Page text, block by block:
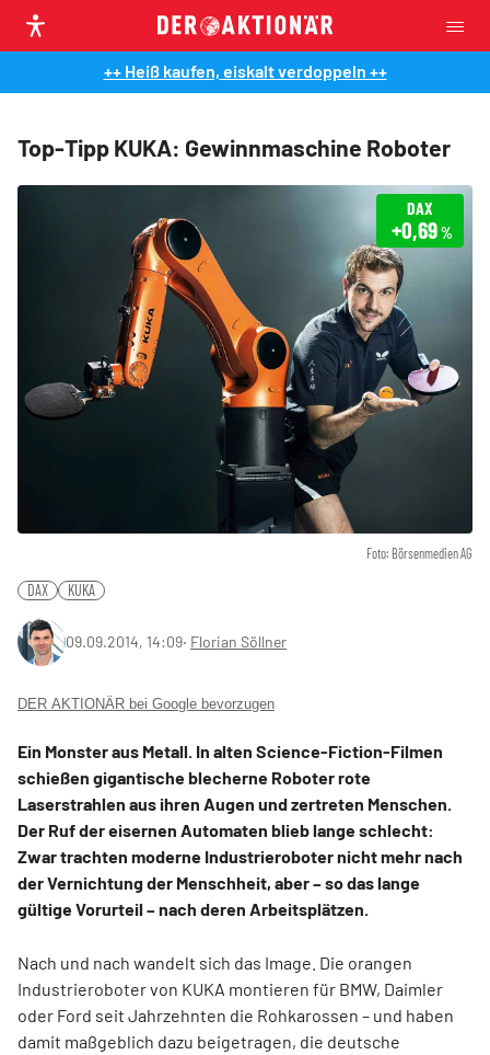
++ Heiß kaufen, eiskalt verdoppeln ++
Top-Tipp KUKA: Gewinnmaschine Roboter
Foto: Börsenmedien AG
DAX
+0,69%
DAX KUKA
09.09.2014, 14:09‧ Florian Söllner
DER AKTIONÄR bei Google bevorzugen
Ein Monster aus Metall. In alten Science-Fiction-Filmen
schießen gigantische blecherne Roboter rote
Laserstrahlen aus ihren Augen und zertreten Menschen.
Der Ruf der eisernen Automaten blieb lange schlecht:
Zwar trachten moderne Industrieroboter nicht mehr nach
der Vernichtung der Menschheit, aber – so das lange
gültige Vorurteil – nach deren Arbeitsplätzen.
Nach und nach wandelt sich das Image. Die orangen
Industrieroboter von KUKA montieren für BMW, Daimler
oder Ford seit Jahrzehnten die Rohkarossen – und haben
damit maßgeblich dazu beigetragen, die deutsche